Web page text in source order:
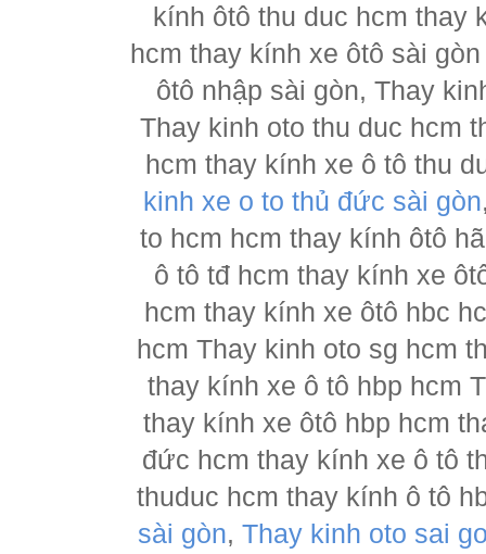
kính ôtô thu duc hcm thay
hcm thay kính xe ôtô sài
ôtô nhập sài gòn, Thay
Thay kinh oto thu duc hcm
hcm thay kính xe ô tô thu
kinh xe o to thủ đức sài gòn
to hcm hcm thay kính ôtô
ô tô tđ hcm thay kính xe
hcm thay kính xe ôtô hbc
hcm Thay kinh oto sg hcm
thay kính xe ô tô hbp hcm
thay kính xe ôtô hbp hcm
đức hcm thay kính xe ô tô
thuduc hcm thay kính ô tô
sài gòn, Thay kinh oto sai